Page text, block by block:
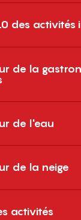
des activités
de la
de l'eau
de la neige
activités